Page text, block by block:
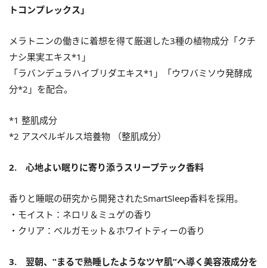
トコンプレックス」
メラトニンの働きに着想を得て厳選した3種の植物成分「クチ
ナシ果実エキス*1」
「ラバンデュラハイブリダエキス*1」「ウワバミソウ発酵成
分*2」を配合。
*1 整肌成分
*2 アスペルギルス培養物 （整肌成分）
2. 心地よい眠りに寄り添うスリープテック香料
香りと睡眠の研究から開発されたSmartSleep香料を採用。
・モイスト：ネロリ＆ミュゲの香り
・クリア：ベルガモット＆ホワイトティーの香り
3. 翌朝、‟まるで熟睡したようなツヤ肌”へ導く美容液成分を